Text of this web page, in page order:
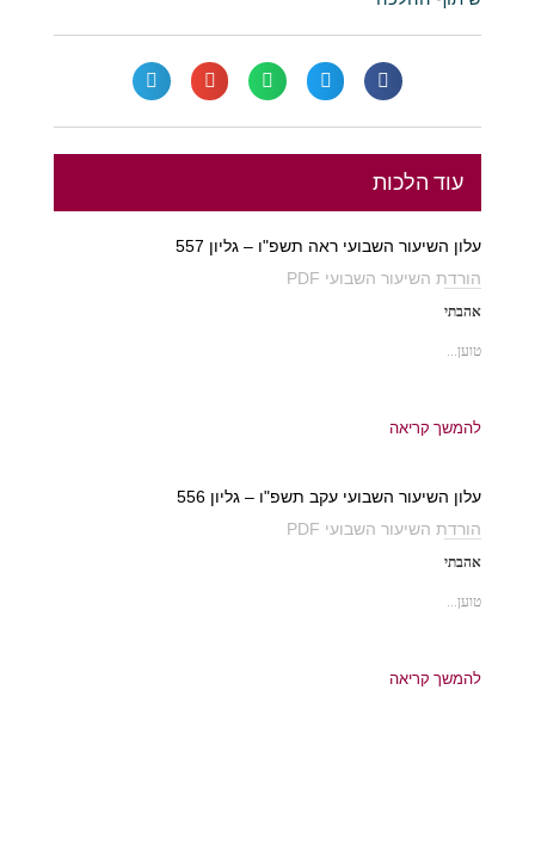
עוד הלכות
עלון השיעור השבועי ראה תשפ"ו – גליון 557
הורדת השיעור השבועי PDF
אהבתי
טוען...
להמשך קריאה
עלון השיעור השבועי עקב תשפ"ו – גליון 556
הורדת השיעור השבועי PDF
אהבתי
טוען...
להמשך קריאה